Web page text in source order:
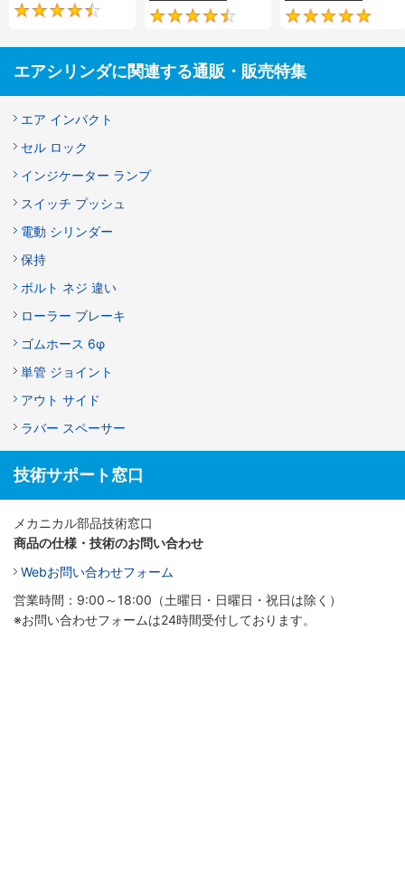
4.5 4.6
エアシリンダに関連する通販・販売特集
エア インパクト
セル ロック
インジケーター ランプ
スイッチ プッシュ
電動 シリンダー
保持
ボルト ネジ 違い
ローラー ブレーキ
ゴムホース 6φ
単管 ジョイント
アウト サイド
ラバー スペーサー
技術サポート窓口
メカニカル部品技術窓口
商品の仕様・技術のお問い合わせ
Webお問い合わせフォーム
営業時間：9:00～18:00（土曜日・日曜日・祝日は除く）
※お問い合わせフォームは24時間受付しております。